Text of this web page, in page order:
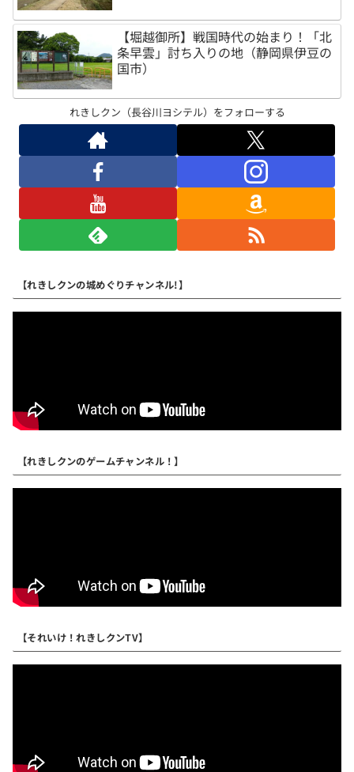
【堀越御所】戦国時代の始まり！「北
条早雲」討ち入りの地（静岡県伊豆の
国市）
れきしクン（長谷川ヨシテル）をフォローする
【れきしクンの城めぐりチャンネル!】
【れきしクンのゲームチャンネル！】
【それいけ！れきしクンTV】